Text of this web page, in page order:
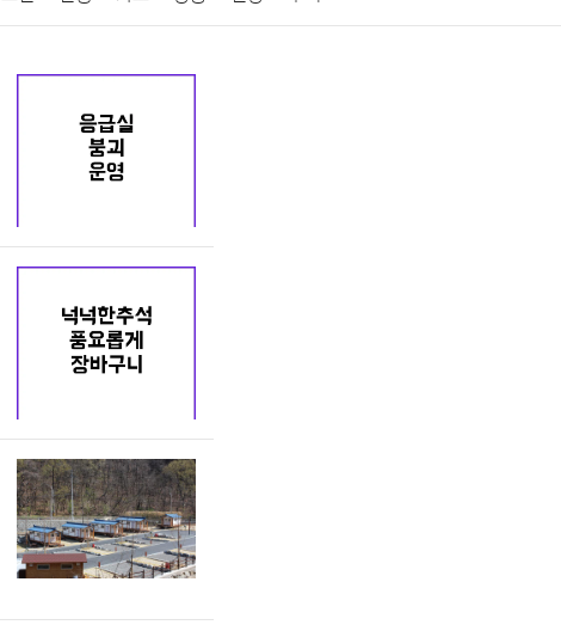
교통 생활